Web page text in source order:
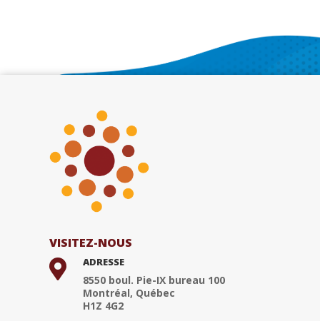
VISITEZ-NOUS
 ADRESSE
8550 boul. Pie-IX bureau 100
Montréal, Québec
H1Z 4G2